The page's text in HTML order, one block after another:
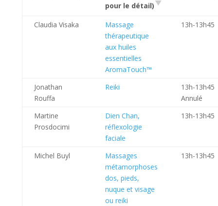
pour le détail)
Claudia Visaka
Massage
thérapeutique
aux huiles
essentielles
AromaTouch™
13h-13h45
Jonathan
Rouffa
Reiki
13h-13h45
Annulé
Martine
Prosdocimi
Dien Chan,
réflexologie
faciale
13h-13h45
Michel Buyl
Massages
métamorphoses
dos, pieds,
nuque et visage
ou reiki
13h-13h45